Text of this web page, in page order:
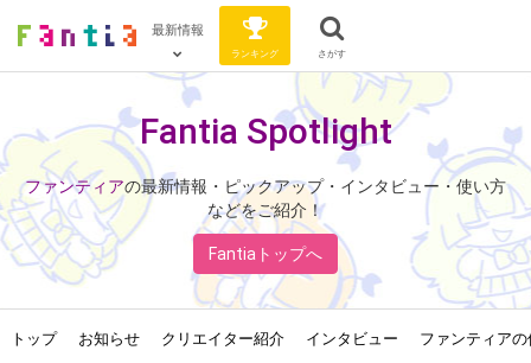
最新情報
ランキング さがす
Fantia Spotlight
ファンティアの最新情報・ピックアップ・インタビュー・使い方
などをご紹介！
Fantiaトップへ
トップ お知らせ クリエイター紹介 インタビュー ファンティア